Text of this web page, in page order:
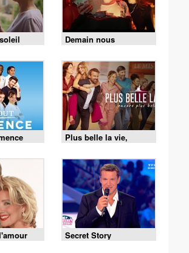
Demain nous
appartient
Plus belle la vie,
encore plus belle
Secret Story